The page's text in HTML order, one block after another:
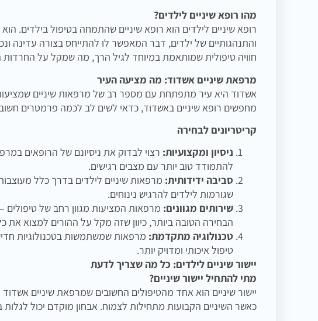
מהו רופא שיניים לילדים?
רופא שיניים לילדים הוא רופא שיניים שהתמחה בטיפול בילדים.
והתנהגותיים של ילדים, דבר המאפשר לו להתייחס בצורה עדינה
חוויה טיפולית שמותאמת במיוחד לגיל הרך, מה שמקל על
מרפאת שיניים אשדוד: מה מציעה העיר
אשדוד היא עיר מתפתחת עם מספר רב של מרפאות שיניים שמציעות
מחפשים רופא שיניים באשדוד, כדאי לשים לב לכמה פרמטרים
קריטריונים לבחירה
ניסיון ומקצועיות: רצוי לבדוק את ניסיונם של הרופאים
להתמודד טוב יותר עם מצבים רגישים.
סביבה ידידותית: מרפאות שיניים לילדים בדרך כלל
שגורמות לילדים להרגיש נינוחים.
שירותים מגוונים: מרפאות המציעות מגוון רחב של טיפולים –
הבחירה הטובה ביותר, כיוון שזה מקל על ההורים למצוא
טכנולוגיה מתקדמת: מרפאות שמשתמשות בטכנולוגיות
טיפול איכותי ומדויק יותר.
יישור שיניים לילדים: כל מה שצריך לדעת
מתי להתחיל יישור שיניים?
כאשר השיניים הקבועות מתחילות לצמוח. אבחון מוקדם יכול